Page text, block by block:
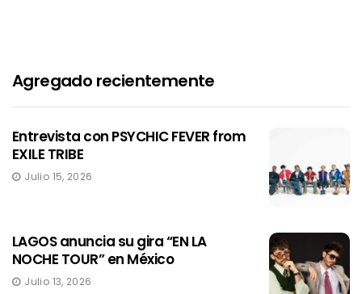
Agregado recientemente
Entrevista con PSYCHIC FEVER from
EXILE TRIBE
Julio 15, 2026
LAGOS anuncia su gira “EN LA
NOCHE TOUR” en México
Julio 13, 2026